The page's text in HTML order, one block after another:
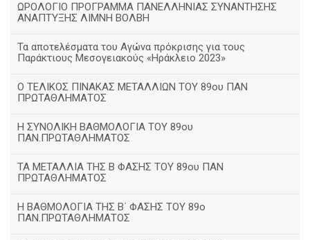
ΩΡΟΛΟΓΙΟ ΠΡΟΓΡΑΜΜΑ ΠΑΝΕΛΛΗΝΙΑΣ ΣΥΝΑΝΤΗΣΗΣ
ΑΝΑΠΤΥΞΗΣ ΛΙΜΝΗ ΒΟΛΒΗ
Τα αποτελέσματα του Αγώνα πρόκρισης για τους
Παράκτιους Μεσογειακούς «Ηράκλειο 2023»
Ο ΤΕΛΙΚΟΣ ΠΙΝΑΚΑΣ ΜΕΤΑΛΛΙΩΝ ΤΟΥ 89ου ΠΑΝ
ΠΡΩΤΑΘΛΗΜΑΤΟΣ
Η ΣΥΝΟΛΙΚΗ ΒΑΘΜΟΛΟΓΙΑ ΤΟΥ 89ου
ΠΑΝ.ΠΡΩΤΑΘΛΗΜΑΤΟΣ
ΤΑ ΜΕΤΑΛΛΙΑ ΤΗΣ Β ΦΑΣΗΣ ΤΟΥ 89ου ΠΑΝ
ΠΡΩΤΑΘΛΗΜΑΤΟΣ
H ΒΑΘΜΟΛΟΓΙΑ ΤΗΣ Β΄ ΦΑΣΗΣ ΤΟΥ 89ο
ΠΑΝ.ΠΡΩΤΑΘΛΗΜΑΤΟΣ